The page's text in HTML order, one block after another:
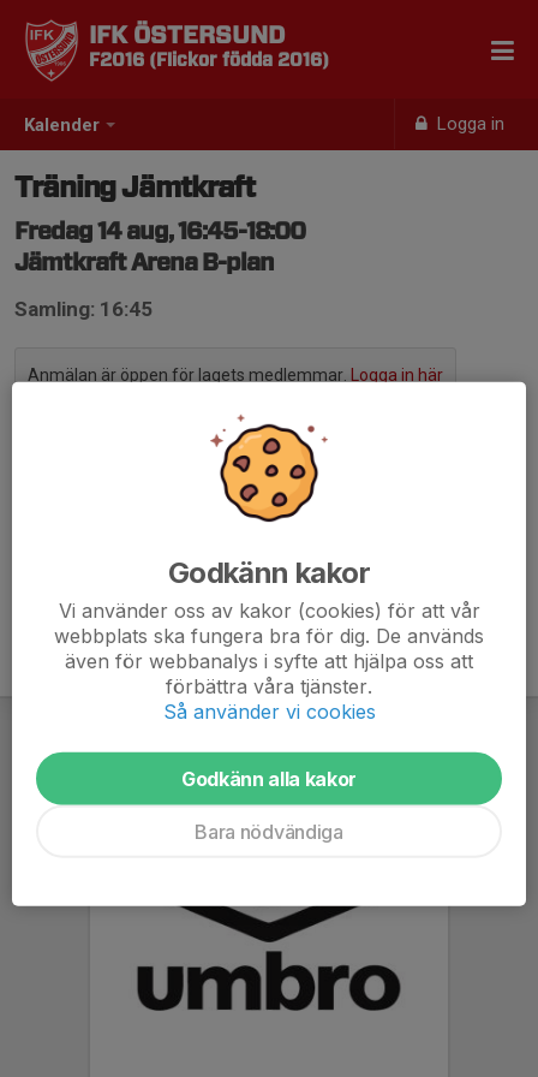
Kalender Logga in
IFK ÖSTERSUND
F2016 (Flickor födda 2016)
Träning Jämtkraft
Fredag 14 aug, 16:45-18:00
Jämtkraft Arena B-plan
Samling: 16:45
Anmälan är öppen för lagets medlemmar. Logga in här
Godkänn kakor
Vi använder oss av kakor (cookies) för att vår
webbplats ska fungera bra för dig. De används
även för webbanalys i syfte att hjälpa oss att
förbättra våra tjänster.
Så använder vi cookies
Godkänn alla kakor
Bara nödvändiga